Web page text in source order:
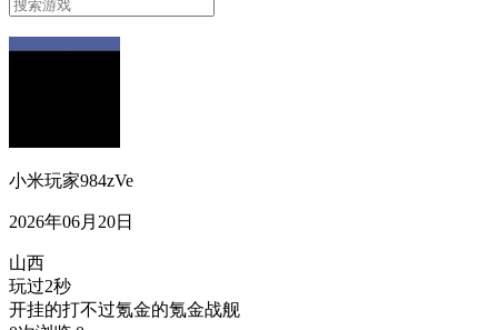
小米玩家984zVe
2026年06月20日
山西
玩过2秒
开挂的打不过氪金的氪金战舰